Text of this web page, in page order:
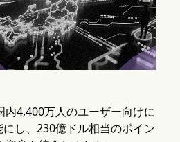
内4,400万人のユーザー向けに
し、230億ドル相当のポイン